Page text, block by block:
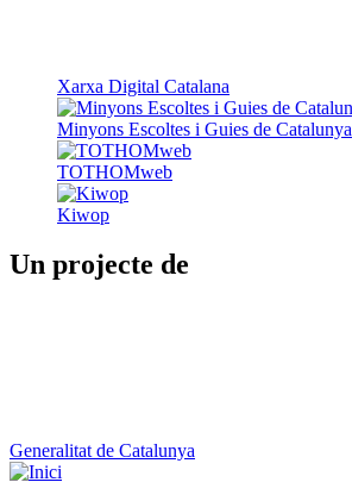
Xarxa Digital Catalana
Minyons Escoltes i Guies de Catalunya
TOTHOMweb
Kiwop
Un projecte de
Generalitat de Catalunya